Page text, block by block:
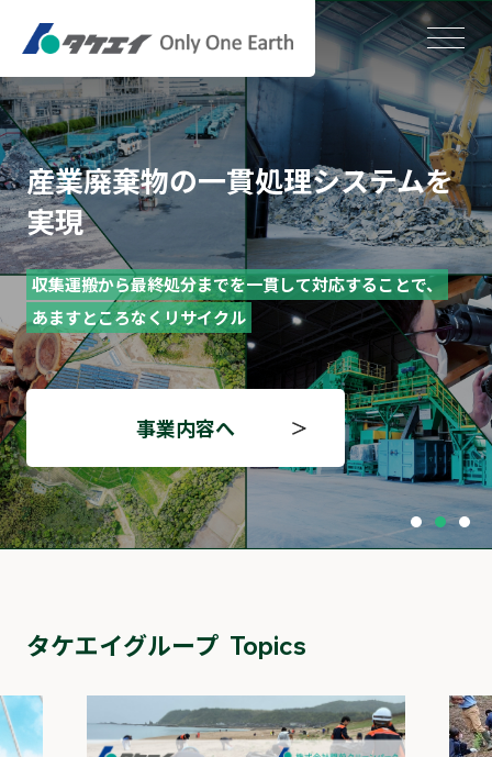
総合環境企業としての責務
多様なニーズに対応した
廃棄物リサイクル技術の確⽴と
施設の充実を推進し、
資源循環型社会へ貢献します
タケエイの強み
産業廃棄物の⼀貫処理システムを
実現
収集運搬から最終処分までを⼀貫して対応することで、
あますところなくリサイクル
事業内容へ
かけがえのない地球
地球にやさしい社会を構築するために
わたしたちにできること
サステナビリティ
0 1
タケエイグループ Topics